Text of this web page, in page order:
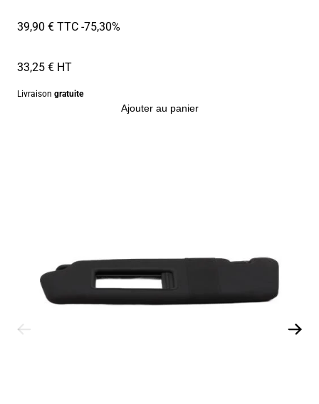
39,90 € TTC-75,30%
33,25 € HT
Livraison gratuite
Ajouter au panier